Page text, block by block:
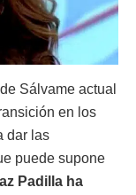
Sálvame actual
en los
dar las
puede supone
Padilla ha